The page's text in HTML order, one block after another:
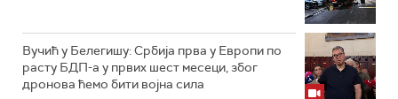
Вучић у Белегишу: Србија прва у Европи по
расту БДП-а у првих шест месеци, због
дронова ћемо бити војна сила